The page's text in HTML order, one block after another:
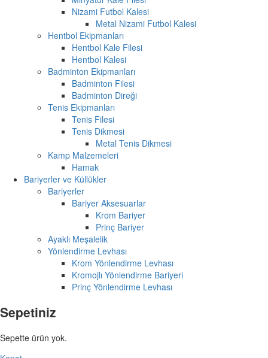
Nizami Futbol Kalesi
Metal Nizami Futbol Kalesi
Hentbol Ekipmanları
Hentbol Kale Filesi
Hentbol Kalesi
Badminton Ekipmanları
Badminton Filesi
Badminton Direği
Tenis Ekipmanları
Tenis Filesi
Tenis Dikmesi
Metal Tenis Dikmesi
Kamp Malzemeleri
Hamak
Bariyerler ve Küllükler
Bariyerler
Bariyer Aksesuarlar
Krom Bariyer
Prinç Bariyer
Ayaklı Meşalelik
Yönlendirme Levhası
Krom Yönlendirme Levhası
Kromojlı Yönlendirme Bariyeri
Prinç Yönlendirme Levhası
Sepetiniz
Sepette ürün yok.